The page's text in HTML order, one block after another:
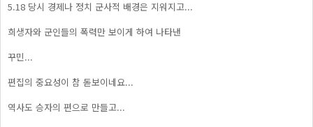
5.18 당시 경제나 정치 군사적 배경은 지워지고...
희생자와 군인들의 폭력만 보이게 하여 나타낸
꾸민...
편집의 중요성이 참 돋보이네요...
역사도 승자의 편으로 만들고...